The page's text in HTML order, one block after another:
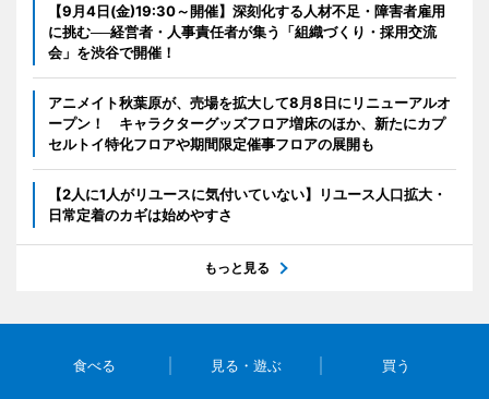
【9月4日(金)19:30～開催】深刻化する人材不足・障害者雇用
に挑む──経営者・人事責任者が集う「組織づくり・採用交流
会」を渋谷で開催！
アニメイト秋葉原が、売場を拡大して8月8日にリニューアルオ
ープン！ キャラクターグッズフロア増床のほか、新たにカプ
セルトイ特化フロアや期間限定催事フロアの展開も
【2人に1人がリユースに気付いていない】リユース人口拡大・
日常定着のカギは始めやすさ
もっと見る
食べる 見る・遊ぶ 買う